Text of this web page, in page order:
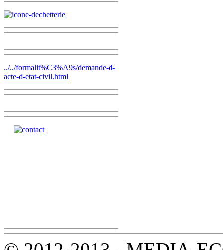
../../formalit%C3%A9s/demande-d-
acte-d-etat-civil.html